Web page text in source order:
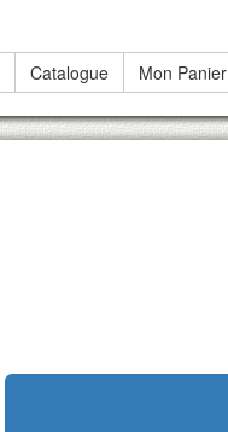
Catalogue Mon Panier